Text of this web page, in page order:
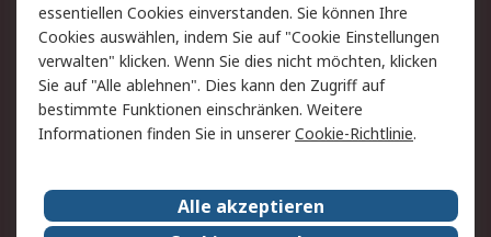
AGB
Datenschutz
Cookie-Richtlinie
Zahlungsbedingungen
Copyright/Impressum
Über RS
Karriere bei RS
Nachhaltigkeit
essentiellen Cookies einverstanden. Sie können Ihre
Cookies auswählen, indem Sie auf "Cookie Einstellungen
verwalten" klicken. Wenn Sie dies nicht möchten, klicken
Sie auf "Alle ablehnen". Dies kann den Zugriff auf
bestimmte Funktionen einschränken. Weitere
Informationen finden Sie in unsererCookie-Richtlinie.
Alle akzeptieren